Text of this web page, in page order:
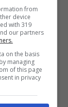
.
non è
un
del
from
device
with 319
our partners
on the basis
managing
of this page
in privacy